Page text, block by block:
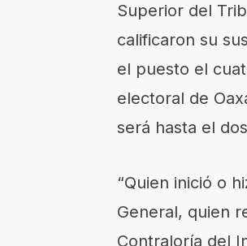
Superior del
calificaron su
el puesto el
electoral de
será hasta el
“Quien inició o
General, quien
Contraloría del